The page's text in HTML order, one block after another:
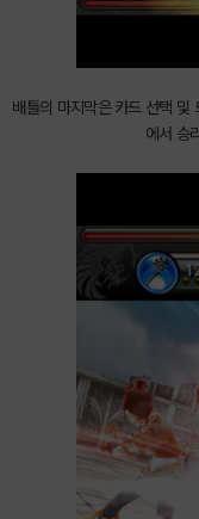
배틀의 마지막은 카드 선택 및
에서 승